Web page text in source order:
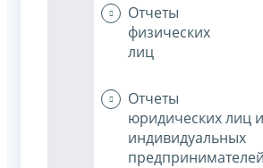
Отчеты
физических
лиц
Отчеты
юридических лиц и
индивидуальных
предпринимателей